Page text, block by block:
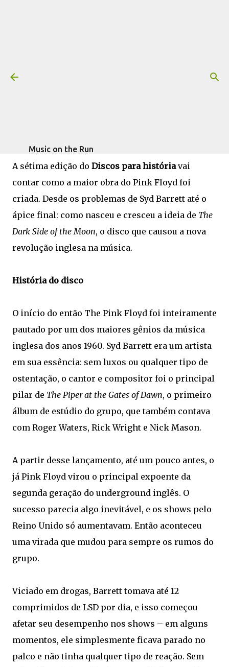
Music on the Run
A sétima edição do Discos para históriavai
contar como a maior obra do Pink Floyd foi
criada. Desde os problemas de Syd Barrett até o
ápice final: como nasceu e cresceu a ideia de The
Dark Side of the Moon, o disco que causou a nova
revolução inglesa na música.
História do disco
O início do então The Pink Floyd foi inteiramente
pautado por um dos maiores gênios da música
inglesa dos anos 1960. Syd Barrett era um artista
em sua essência: sem luxos ou qualquer tipo de
ostentação, o cantor e compositor foi o principal
pilar de The Piper at the Gates of Dawn, o primeiro
álbum de estúdio do grupo, que também contava
com Roger Waters, Rick Wright e Nick Mason.
A partir desse lançamento, até um pouco antes, o
já Pink Floyd virou o principal expoente da
segunda geração do underground inglês. O
sucesso parecia algo inevitável, e os shows pelo
Reino Unido só aumentavam. Então aconteceu
uma virada que mudou para sempre os rumos do
grupo.
Viciado em drogas, Barrett tomava até 12
comprimidos de LSD por dia, e isso começou
afetar seu desempenho nos shows – em alguns
momentos, ele simplesmente ficava parado no
palco e não tinha qualquer tipo de reação. Sem